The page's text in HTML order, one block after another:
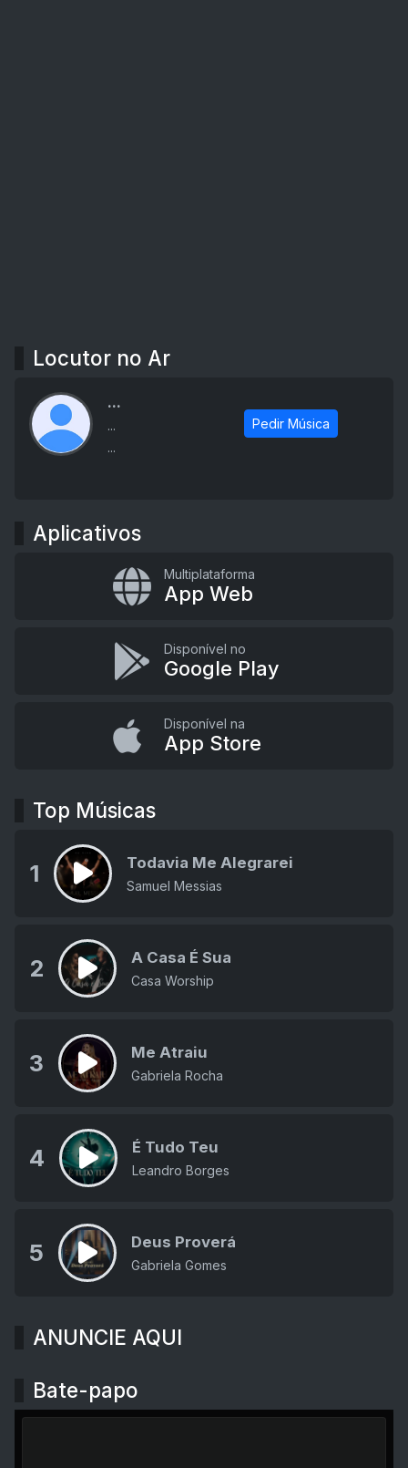
Locutor no Ar
...
...
...
Pedir Música
Aplicativos
Multiplataforma
App Web
Disponível no
Google Play
Disponível na
App Store
Top Músicas
1 Todavia Me Alegrarei
Samuel Messias
2 A Casa É Sua
Casa Worship
3 Me Atraiu
Gabriela Rocha
4 É Tudo Teu
Leandro Borges
5 Deus Proverá
Gabriela Gomes
ANUNCIE AQUI
Bate-papo